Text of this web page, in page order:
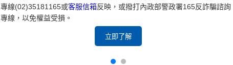
專線(02)35181165或客服信箱反映，或撥打內政部警政署165反詐騙諮詢
專線，以免權益受損。
立即了解